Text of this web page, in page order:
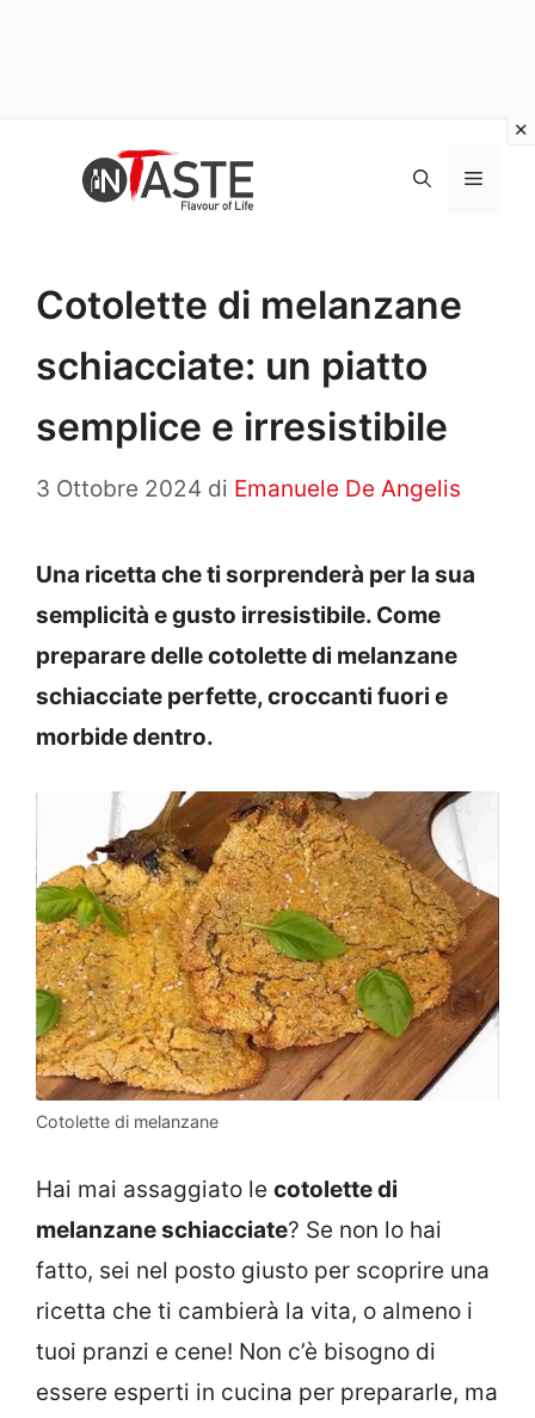
Menu
Cotolette di melanzane
schiacciate: un piatto
semplice e irresistibile
3 Ottobre 2024 di Emanuele De Angelis
Una ricetta che ti sorprenderà per la sua
semplicità e gusto irresistibile. Come
preparare delle cotolette di melanzane
schiacciate perfette, croccanti fuori e
morbide dentro.
Cotolette di melanzane
Hai mai assaggiato le cotolette di
melanzane schiacciate? Se non lo hai
fatto, sei nel posto giusto per scoprire una
ricetta che ti cambierà la vita, o almeno i
tuoi pranzi e cene! Non c’è bisogno di
essere esperti in cucina per prepararle, ma